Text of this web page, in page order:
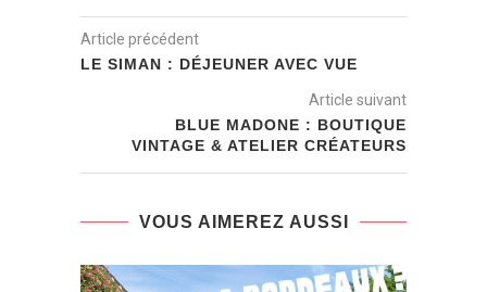
Article précédent
LE SIMAN : DÉJEUNER AVEC VUE
Article suivant
BLUE MADONE : BOUTIQUE
VINTAGE & ATELIER CRÉATEURS
VOUS AIMEREZ AUSSI